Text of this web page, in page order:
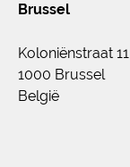
Brussel
Koloniënstraat 11
1000 Brussel
België